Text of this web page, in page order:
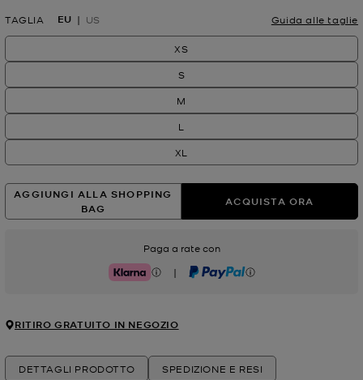
TAGLIA EU US Guida alle taglie
XS
S
M
L
XL
AGGIUNGI ALLA SHOPPING
BAG
ACQUISTA ORA
Paga a rate con
Klarna | PayPal
RITIRO GRATUITO IN NEGOZIO
DETTAGLI PRODOTTO SPEDIZIONE E RESI